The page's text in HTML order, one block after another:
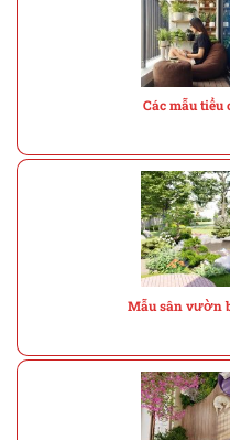
Các mẫu tiểu
Mẫu sân vườn